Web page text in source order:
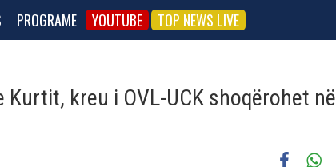
PROGRAME YOUTUBE TOP NEWS LIVE
Kurtit, kreu i OVL-UCK shoqërohet në